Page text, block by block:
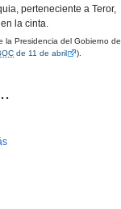
perteneciente a Teror,
la cinta.
la Presidencia del Gobierno de
de 11 de abril ).